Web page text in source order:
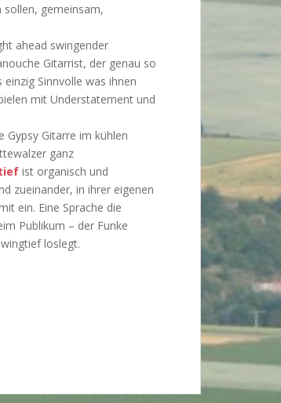
gemeinsam,
ahead swingender
Gitarrist, der genau so
Sinnvolle was ihnen
mit Understatement und
Gitarre im kühlen
ganz
ist organisch und
zueinander, in ihrer eigenen
ein. Eine Sprache die
Publikum – der Funke
loslegt.